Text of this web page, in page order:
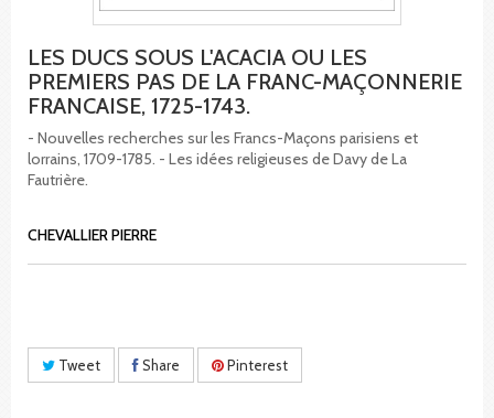
LES DUCS SOUS L'ACACIA OU LES
PREMIERS PAS DE LA FRANC-MAÇONNERIE
FRANCAISE, 1725-1743.
- Nouvelles recherches sur les Francs-Maçons parisiens et
lorrains, 1709-1785. - Les idées religieuses de Davy de La
Fautrière.
CHEVALLIER PIERRE
Tweet Share Pinterest